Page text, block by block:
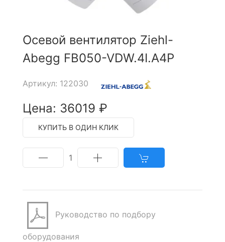
Осевой вентилятор Ziehl-
Abegg FB050-VDW.4I.A4P
Артикул: 122030
Цена: 36019 ₽
КУПИТЬ В ОДИН КЛИК
1
Руководство по подбору
оборудования